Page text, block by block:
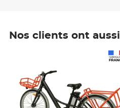
Nos clients ont